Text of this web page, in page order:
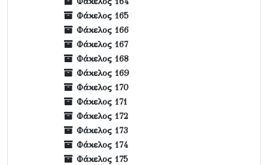
Φάκελος 165
Φάκελος 166
Φάκελος 167
Φάκελος 168
Φάκελος 169
Φάκελος 170
Φάκελος 171
Φάκελος 172
Φάκελος 173
Φάκελος 174
Φάκελος 175